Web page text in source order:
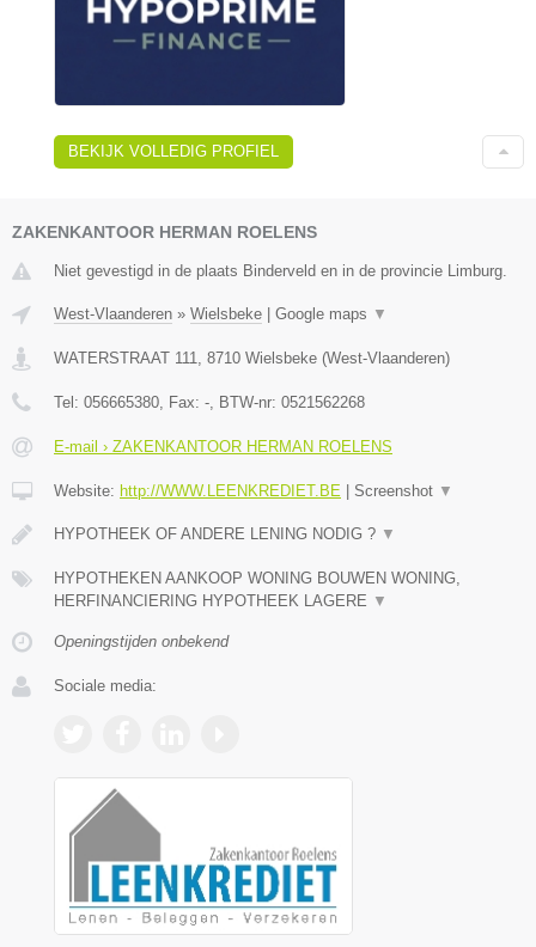
BEKIJK VOLLEDIG PROFIEL
ZAKENKANTOOR HERMAN ROELENS
Niet gevestigd in de plaats Binderveld en in de provincie Limburg.
West-Vlaanderen » Wielsbeke Google maps ▼
WATERSTRAAT 111 8710 Wielsbeke (West-Vlaanderen)
Tel: 056665380 , Fax: - , BTW-nr: 0521562268
E-mail › ZAKENKANTOOR HERMAN ROELENS
Website: http://WWW.LEENKREDIET.BE Screenshot ▼
HYPOTHEEK OF ANDERE LENING NODIG ? ▼
HYPOTHEKEN AANKOOP WONING BOUWEN WONING,
HERFINANCIERING HYPOTHEEK LAGERE ▼
Openingstijden onbekend
Sociale media: